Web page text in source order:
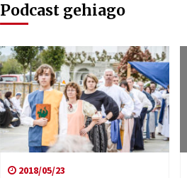
Podcast gehiago
2018/05/23